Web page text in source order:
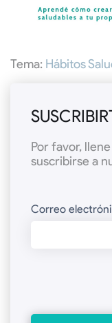
Tema: Hábitos
Por favor,
suscribirse a
Correo